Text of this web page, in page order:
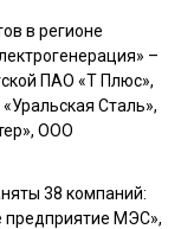
в регионе
–
ПАО «Т Плюс»,
Сталь»,
ООО
38 компаний:
предприятие МЭС»,